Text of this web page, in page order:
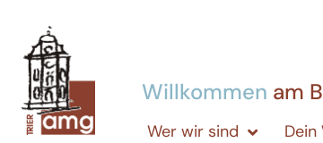
Willkommen am
Wer wir sind Dein